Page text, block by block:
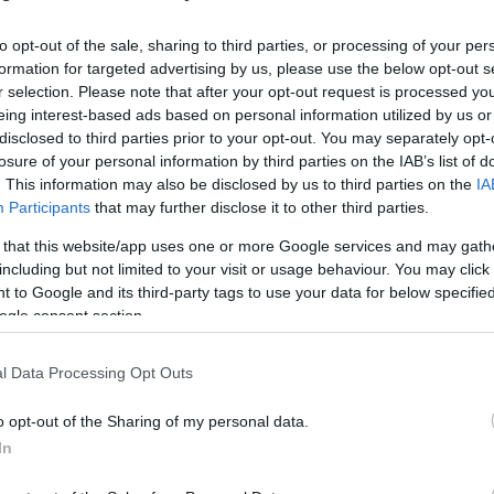
opt-out of the sale, sharing to third parties, or processing of your
for targeted advertising by us, please use the below opt-out
selection. Please note that after your opt-out request is processed
interest-based ads based on personal information utilized by us
to third parties prior to your opt-out. You may separately
of your personal information by third parties on the IAB’s list of
This information may also be disclosed by us to third parties on the
Participants that may further disclose it to other third parties.
that this website/app uses one or more Google services and may
but not limited to your visit or usage behaviour. You may
to Google and its third-party tags to use your data for below
consent section.
Data Processing Opt Outs
opt-out of the Sharing of my personal data.
να λειτουργεί ως Επιτροπή υποδοχής. Στην
μωρά ή παιδιά, επεσήμανε ότι υπάρχει ο διακινητής, ο
μέρες, ήρθαν 3.500 άτομα από τη Λιβύη.
πιο σκληρά μέτρα, το 34% του ΣΥΡΙΖΑ ζητά πιο
ευρήματα της δημοσκόπησης της GPO. Ερωτηθείς
αντανακλαστικά σε ευρωπαϊκό έδαφος,
και η Ελλάδα) ζητούν τρίτες χώρες να
μεταναστευτικές πολιτικές. Η Ελλάδα ήταν κατά
την υπόλοιπη Ευρώπη. Οι σκληρές μεταναστευτικές
η Κομισιόν και το Ευρωπαϊκό Κοινοβούλιο.
να αντιμετωπίσουμε το μεταναστευτικό. Η Ισπανία
χώρες (λατινογενείς και Χριστιανοί, όχι οπαδοί του
της νόμιμης μετανάστευσης, είναι προτιμότερο να
«Ο κ. Δένδιας κατηγορήθηκε ότι είπε ότι θέλουμε να